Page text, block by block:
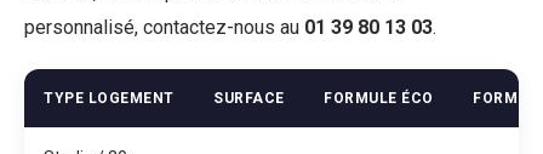
personnalisé, contactez-nous au 01 39 80 13 03.
TYPE LOGEMENT SURFACE FORMULE ÉCO